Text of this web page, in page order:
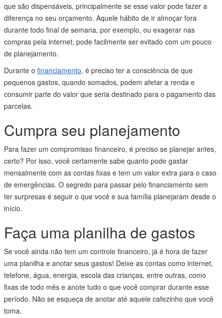
que são dispensáveis, principalmente se esse valor pode fazer a
diferença no seu orçamento. Aquele hábito de ir almoçar fora
durante todo final de semana, por exemplo, ou exagerar nas
compras pela internet, pode facilmente ser evitado com um pouco
de planejamento.
Durante o financiamento, é preciso ter a consciência de que
pequenos gastos, quando somados, podem afetar a renda e
consumir parte do valor que seria destinado para o pagamento das
parcelas.
Cumpra seu planejamento
Para fazer um compromisso financeiro, é preciso se planejar antes,
certo? Por isso, você certamente sabe quanto pode gastar
mensalmente com as contas fixas e tem um valor extra para o caso
de emergências. O segredo para passar pelo financiamento sem
ter surpresas é seguir o que você e sua família planejaram desde o
início.
Faça uma planilha de gastos
Se você ainda não tem um controle financeiro, já é hora de fazer
uma planilha e anotar seus gastos! Deixe as contas como internet,
telefone, água, energia, escola das crianças, entre outras, como
fixas de todo mês e anote tudo o que você comprar durante esse
período. Não se esqueça de anotar até aquele cafezinho que você
toma.